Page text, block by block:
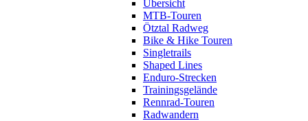
Übersicht
MTB-Touren
Ötztal Radweg
Bike & Hike Touren
Singletrails
Shaped Lines
Enduro-Strecken
Trainingsgelände
Rennrad-Touren
Radwandern